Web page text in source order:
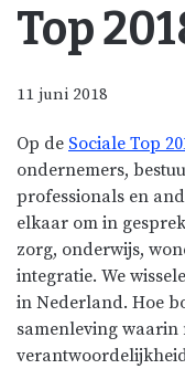
Top
11 juni 2018
Op de Sociale Top
ondernemers,
professionals en
elkaar om in
zorg, onderwijs,
integratie. We
in Nederland. Hoe
samenleving waarin